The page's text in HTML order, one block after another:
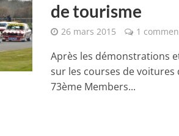
de tourisme
26 mars 2015 1
Après les démonstrations
sur les courses de
73ème Members...